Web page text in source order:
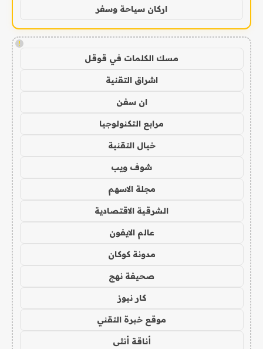
اركان سياحة وسفر
!
مسك الكلمات في قوقل
اشراق التقنية
ان سفن
مرابع التكنولوجيا
خيال التقنية
شوف ويب
مجلة الاسهم
الشرقية الاقتصادية
عالم الايفون
مدونة كوكان
صحيفة نهج
كار نيوز
موقع خبرة التقني
أناقة أنثى